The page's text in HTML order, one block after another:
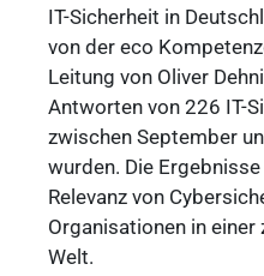
IT-Sicherheit in
von der eco
Leitung von Oliver
Antworten von 226 IT-
zwischen September
wurden. Die
Relevanz von
Organisationen in
Welt.